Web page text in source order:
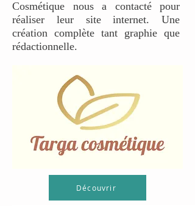
Cosmétique nous a contacté pour
réaliser leur site internet. Une
création complète tant graphie que
rédactionnelle.
Découvrir